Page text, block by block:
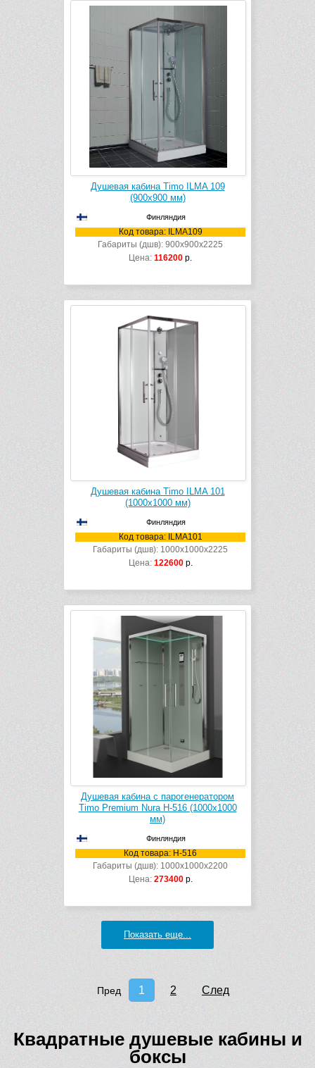
Душевая кабина Timo ILMA 109
(900х900 мм)
Финляндия
Код товара: ILMA109
Габариты (дшв): 900x900x2225
Цена: 116200 р.
Душевая кабина Timo ILMA 101
(1000х1000 мм)
Финляндия
Код товара: ILMA101
Габариты (дшв): 1000x1000x2225
Цена: 122600р.
Душевая кабина с парогенератором
Timo Premium Nura H-516 (1000х1000
мм)
Финляндия
Код товара: H-516
Габариты (дшв): 1000x1000x2200
Цена: 273400р.
Показать еще...
Пред 1 2 След
Квадратные душевые кабины и
боксы